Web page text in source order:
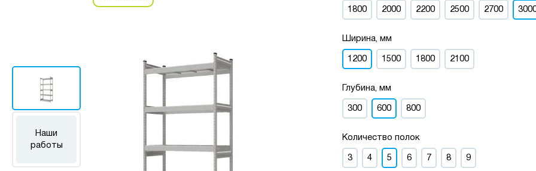
Наши
работы
1800 2000 2200 2500 2700
Ширина, мм
1200 1500 1800 2100
Глубина, мм
300 600 800
Количество полок
3 4 5 6 7 8 9